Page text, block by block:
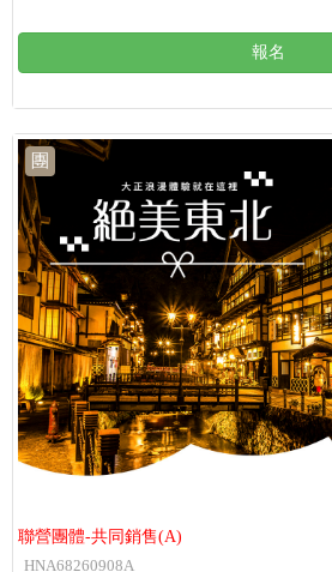
報名
團
聯營團體-共同銷售(A)
HNA68260908A